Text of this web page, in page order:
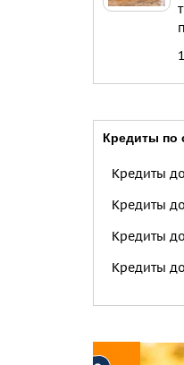
Кредиты по
Кредиты
Кредиты
Кредиты
Кредиты